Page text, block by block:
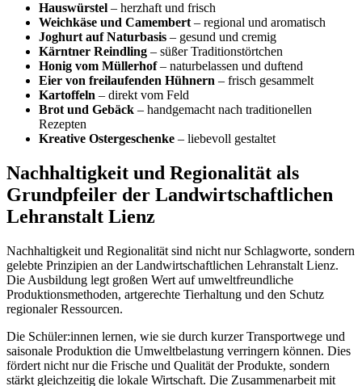
Hauswürstel – herzhaft und frisch
Weichkäse und Camembert – regional und aromatisch
Joghurt auf Naturbasis – gesund und cremig
Kärntner Reindling – süßer Traditionstörtchen
Honig vom Müllerhof– naturbelassen und duftend
Eier von freilaufenden Hühnern – frisch gesammelt
Kartoffeln – direkt vom Feld
Brot und Gebäck – handgemacht nach traditionellen
Rezepten
Kreative Ostergeschenke – liebevoll gestaltet
Nachhaltigkeit und Regionalität als
Grundpfeiler der Landwirtschaftlichen
Lehranstalt Lienz
Nachhaltigkeit und Regionalität sind nicht nur Schlagworte, sondern
gelebte Prinzipien an der Landwirtschaftlichen Lehranstalt Lienz.
Die Ausbildung legt großen Wert auf umweltfreundliche
Produktionsmethoden, artgerechte Tierhaltung und den Schutz
regionaler Ressourcen.
Die Schüler:innen lernen, wie sie durch kurzer Transportwege und
saisonale Produktion die Umweltbelastung verringern können. Dies
fördert nicht nur die Frische und Qualität der Produkte, sondern
stärkt gleichzeitig die lokale Wirtschaft. Die Zusammenarbeit mit